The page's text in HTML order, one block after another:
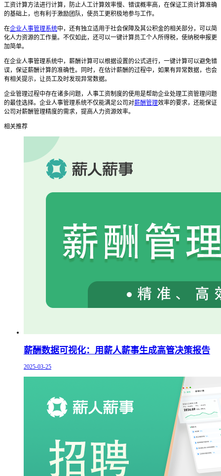
工资计算方法进行计算，防止人工计算效率慢、错误概率高，在保证工资计算准确
的基础上，也有利于激励团队，使员工更积极地参与工作。
在企业人事管理系统中，还有独立适用于社会保障及其公积金的相关部分，可以简
化人力资源的工作量。不仅如此，还可以一键计算员工个人所得税，使纳税申报更
加简单。
在企业人事管理系统中，薪酬计算可以根据设置的公式进行，一键计算可以避免错
误，保证薪酬计算的准确性。同时，在估计薪酬的过程中，如果有异常数据，也会
有相关提示，让员工及时发现异常数据。
企业管理过程中存在诸多问题，人事工资制度的使用是帮助企业处理工资管理问题
的最佳选择。企业人事管理系统不仅能满足公司对薪酬管理效率的要求，还能保证
公司对薪酬管理精度的需求，提高人力资源效率。
相关推荐
薪酬数据可视化：用薪人薪事生成高管决策报告
2025-03-25